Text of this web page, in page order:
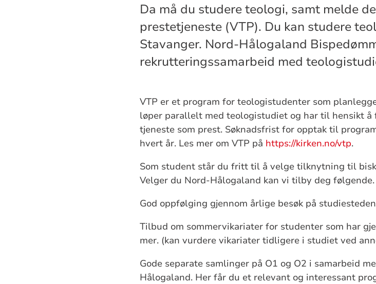
Da må du studere teologi, samt melde
prestetjeneste (VTP). Du kan studere
Stavanger. Nord-Hålogaland
rekrutteringssamarbeid med
VTP er et program for teologistudenter som
løper parallelt med teologistudiet og har til hensikt
tjeneste som prest. Søknadsfrist for opptak til
hvert år. Les mer om VTP på https://kirken.no/vtp.
Som student står du fritt til å velge tilknytning til
Velger du Nord-Hålogaland kan vi tilby deg følgende.
God oppfølging gjennom årlige besøk på
Tilbud om sommervikariater for studenter som har
mer. (kan vurdere vikariater tidligere i studiet ved
Gode separate samlinger på O1 og O2 i samarbeid
Hålogaland. Her får du et relevant og interessant